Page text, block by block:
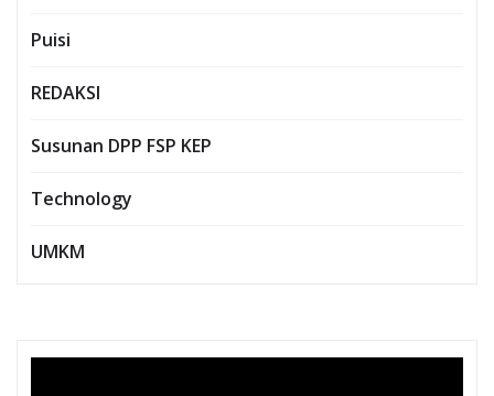
Puisi
REDAKSI
Susunan DPP FSP KEP
Technology
UMKM